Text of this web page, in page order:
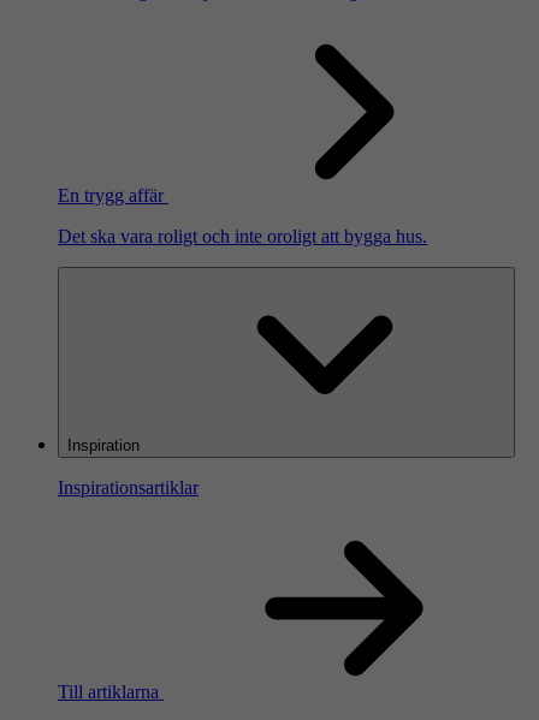
En trygg affär
Det ska vara roligt och inte oroligt att bygga hus.
Inspiration
Inspirationsartiklar
Till artiklarna